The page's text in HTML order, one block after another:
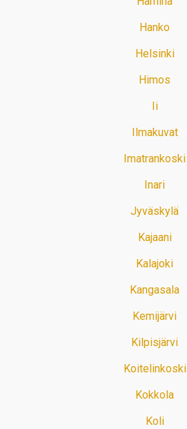
Hanko
Helsinki
Himos
Ii
Ilmakuvat
Imatrankoski
Inari
Jyväskylä
Kajaani
Kalajoki
Kangasala
Kemijärvi
Kilpisjärvi
Koitelinkoski
Kokkola
Koli